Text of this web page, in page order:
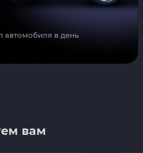
автомобиля в день
вам